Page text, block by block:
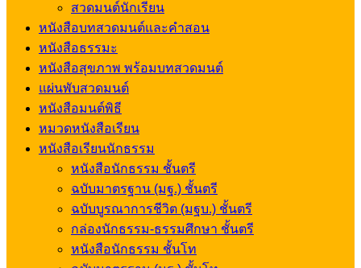
สวดมนต์นักเรียน
หนังสือบทสวดมนต์และคำสอน
หนังสือธรรมะ
หนังสือสุขภาพ พร้อมบทสวดมนต์
แผ่นพับสวดมนต์
หนังสือมนต์พิธี
หมวดหนังสือเรียน
หนังสือเรียนนักธรรม
หนังสือนักธรรม ชั้นตรี
ฉบับมาตรฐาน (มฐ.) ชั้นตรี
ฉบับบูรณาการชีวิต (มฐบ.) ชั้นตรี
กล่องนักธรรม-ธรรมศึกษา ชั้นตรี
หนังสือนักธรรม ชั้นโท